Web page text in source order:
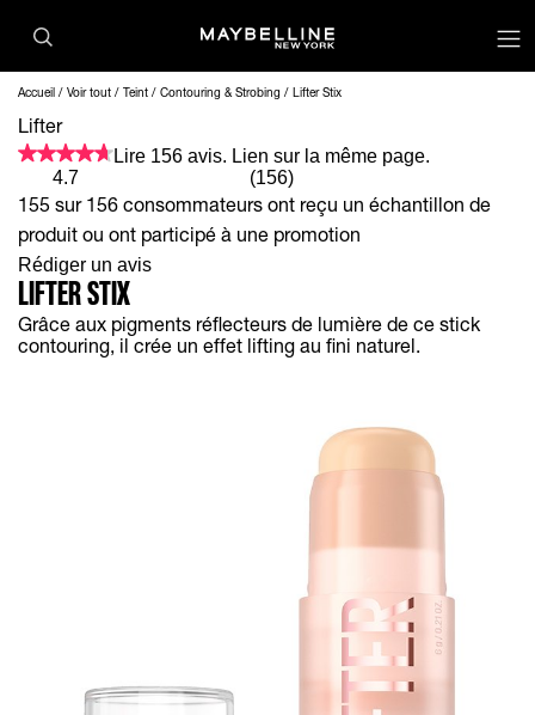
Accueil Voir tout Teint Contouring & Strobing Lifter Stix
Lifter
4.7
Lire 156 avis. Lien sur la même page.
(156)
155 sur 156 consommateurs ont reçu un échantillon de
produit ou ont participé à une promotion
Rédiger un avis
LIFTER STIX
Grâce aux pigments réflecteurs de lumière de ce stick
contouring, il crée un effet lifting au fini naturel.